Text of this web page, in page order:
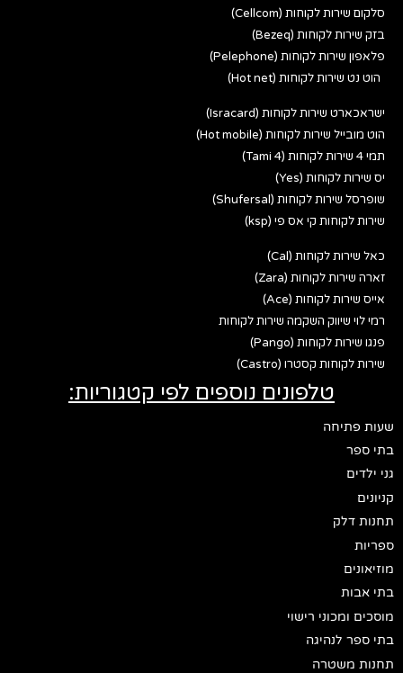
סלקום שירות לקוחות (Cellcom)
בזק שירות לקוחות (Bezeq)
פלאפון שירות לקוחות (Pelephone)
הוט נט שירות לקוחות (Hot net)
ישראכארט שירות לקוחות (Isracard)
הוט מובייל שירות לקוחות (Hot mobile)
תמי 4 שירות לקוחות (Tami 4)
יס שירות לקוחות (Yes)
שופרסל שירות לקוחות (Shufersal)
שירות לקוחות קי אס פי (ksp)
כאל שירות לקוחות (Cal)
זארה שירות לקוחות (Zara)
אייס שירות לקוחות (Ace)
רמי לוי שיווק השקמה שירות לקוחות
פנגו שירות לקוחות (Pango)
שירות לקוחות קסטרו (Castro)
טלפונים נוספים לפי קטגוריות:
שעות פתיחה
בתי ספר
גני ילדים
קניונים
תחנות דלק
ספריות
מוזיאונים
בתי אבות
מוסכים ומכוני רישוי
בתי ספר לנהיגה
תחנות משטרה